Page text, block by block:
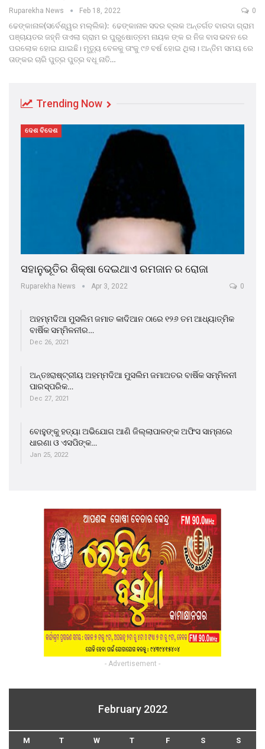
Ruparekha News Feb 18, 2022 0
ଢେଙ୍କାନାଳ(ସର୍ବେଶ୍ୱର ମଲ୍ଲିକ): ଢେଙ୍କାନାଳ ସଦର ବ୍ଲକ ଅନ୍ତର୍ଗତ ବାରଦା ଗ୍ରାମ
ପଞ୍ଚାୟତର ଜହ୍ନି ତାଏଲା ଗ୍ରାମ ର ପୁରୁଷୋତ୍ତମ ନାୟକ ଙ୍କ ର ନିଜ ବାସ ଭବନ ରେ
ପରଲୋକ ହୋଇ ଯାଇଛି। ମୃତ୍ୟୁ ବେଳକୁ ତାଂକୁ ୯୬ ବର୍ଷ ହୋଇ ଥିଲା। ଅନ୍ତିମ ସମୟ ରେ
ତାଙ୍କର ଚାରି ପୁତ୍ର ପୁତ୍ର ବଧୂ ନାତି…
Trending Now
ଦେଶ ବିଦେଶ
ସହାନୁଭୂତିର ଶିକ୍ଷା ଦେଇଥାଏ ରମଜାନ ର ରୋଜା
Ruparekha News Apr 3, 2022 0
ଅହମ୍ମଦିଆ ମୁସଲିମ ଜମାତ କାଦିଆନ ଠାରେ ୧୨୬ ତମ ଆଧ୍ୟାତ୍ମିକ
ବାର୍ଷିକ ସମ୍ମିଳନୀର…
Dec 26, 2021
ଅନ୍ତଃରାଷ୍ଟ୍ରୀୟ ଅହମ୍ମଦିଆ ମୁସଲିମ ଜମାଅତର ବାର୍ଷିକ ସମ୍ମିଳନୀ
ପାରସ୍ପରିକ…
Dec 27, 2021
ବୋହୁଙ୍କୁ ହତ୍ୟା ଅଭିଯୋଗ ଆଣି ଜିଲ୍ଲାପାଳଙ୍କ ଅଫିସ ସାମ୍ନାରେ
ଧାରଣା ଓ ଏସପିଙ୍କ…
Jan 25, 2022
- Advertisement -
February 2022
M T W T F S S